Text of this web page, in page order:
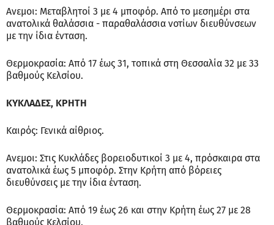
Ανεμοι: Μεταβλητοί 3 με 4 μποφόρ. Από το μεσημέρι στα
ανατολικά θαλάσσια - παραθαλάσσια νοτίων διευθύνσεων
με την ίδια ένταση.
Θερμοκρασία: Από 17 έως 31, τοπικά στη Θεσσαλία 32 με 33
βαθμούς Κελσίου.
ΚΥΚΛΑΔΕΣ, ΚΡΗΤΗ
Καιρός: Γενικά αίθριος.
Ανεμοι: Στις Κυκλάδες βορειοδυτικοί 3 με 4, πρόσκαιρα στα
ανατολικά έως 5 μποφόρ. Στην Κρήτη από βόρειες
διευθύνσεις με την ίδια ένταση.
Θερμοκρασία: Από 19 έως 26 και στην Κρήτη έως 27 με 28
βαθμούς Κελσίου.